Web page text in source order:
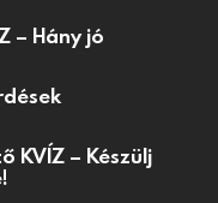
– Hány jó
KVÍZ – Készülj